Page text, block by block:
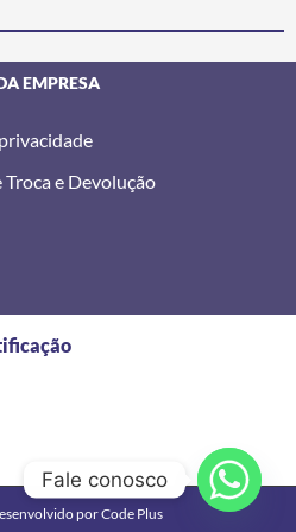
EMPRESA
Troca e Devolução
por Code Plus
Fale conosco